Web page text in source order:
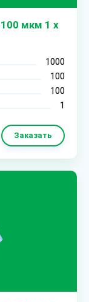
мкм 1 х
1000
100
100
1
Заказать